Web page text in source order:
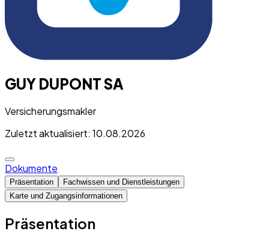
GUY DUPONT SA
Versicherungsmakler
Zuletzt aktualisiert: 10.08.2026
Dokumente
Präsentation
Fachwissen und Dienstleistungen
Karte und Zugangsinformationen
Präsentation